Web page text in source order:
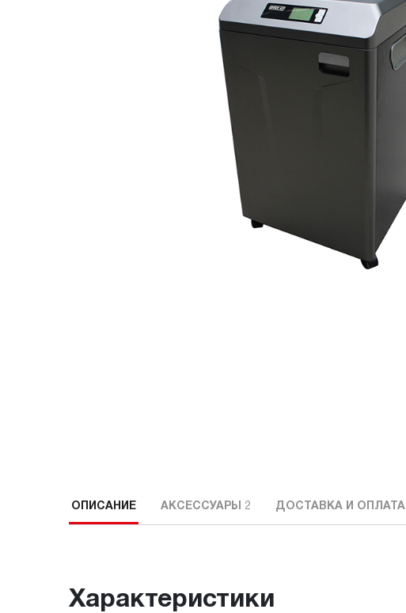
ОПИСАНИЕ АКСЕССУАРЫ 2 ДОСТАВКА И ОПЛАТА
Характеристики